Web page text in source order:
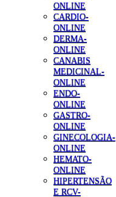
ONLINE
CARDIO-
ONLINE
DERMA-
ONLINE
CANABIS
MEDICINAL-
ONLINE
ENDO-
ONLINE
GASTRO-
ONLINE
GINECOLOGIA-
ONLINE
HEMATO-
ONLINE
HIPERTENSÃO
E RCV-